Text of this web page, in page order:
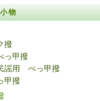
物
撥
甲撥
謡用 べっ甲撥
甲撥